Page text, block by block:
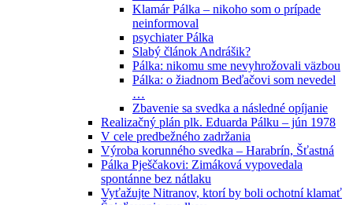
Klamár Pálka – nikoho som o prípade
neinformoval
psychiater Pálka
Slabý článok Andrášik?
Pálka: nikomu sme nevyhrožovali väzbou
Pálka: o žiadnom Beďačovi som nevedel
…
Zbavenie sa svedka a následné opíjanie
Realizačný plán plk. Eduarda Pálku – jún 1978
V cele predbežného zadržania
Výroba korunného svedka – Harabrín, Šťastná
Pálka Pješčakovi: Zimáková vypovedala
spontánne bez nátlaku
Vyťažujte Nitranov, ktorí by boli ochotní klamať